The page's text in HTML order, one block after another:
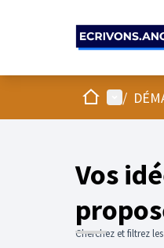
AccueilMenu
/
Vos
Cherchez et filtrez